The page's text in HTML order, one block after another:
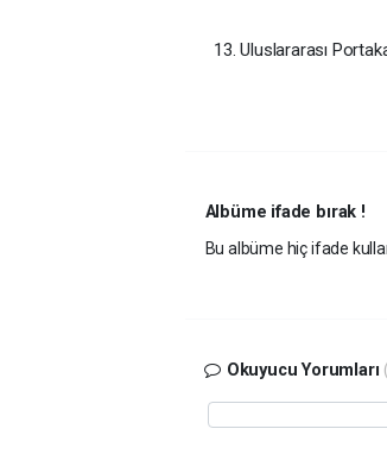
13. Uluslararası
Albüme ifade bırak !
Bu albüme hiç ifade
Okuyucu Yorumları